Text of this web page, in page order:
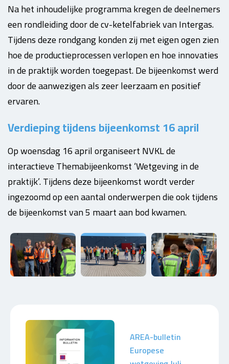
Na het inhoudelijke programma kregen de deelnemers
een rondleiding door de cv-ketelfabriek van Intergas.
Tijdens deze rondgang konden zij met eigen ogen zien
hoe de productieprocessen verlopen en hoe innovaties
in de praktijk worden toegepast. De bijeenkomst werd
door de aanwezigen als zeer leerzaam en positief
ervaren.
Verdieping tijdens bijeenkomst 16 april
Op woensdag 16 april organiseert NVKL de
interactieve Themabijeenkomst ‘Wetgeving in de
praktijk’. Tijdens deze bijeenkomst wordt verder
ingezoomd op een aantal onderwerpen die ook tijdens
de bijeenkomst van 5 maart aan bod kwamen.
AREA-bulletin
Europese